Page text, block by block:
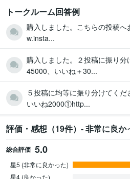
トークルーム回答例
購入しました。こちらの投稿
w.insta...
購入しました。２投稿に振り
45000、いいね＋30...
５投稿に均等に振り分けてくだ
いいね2000①http...
評価・感想（19件）- 非常に良か
総合評価 5.0
星5 (非常に良かった)
星4 (良かった)